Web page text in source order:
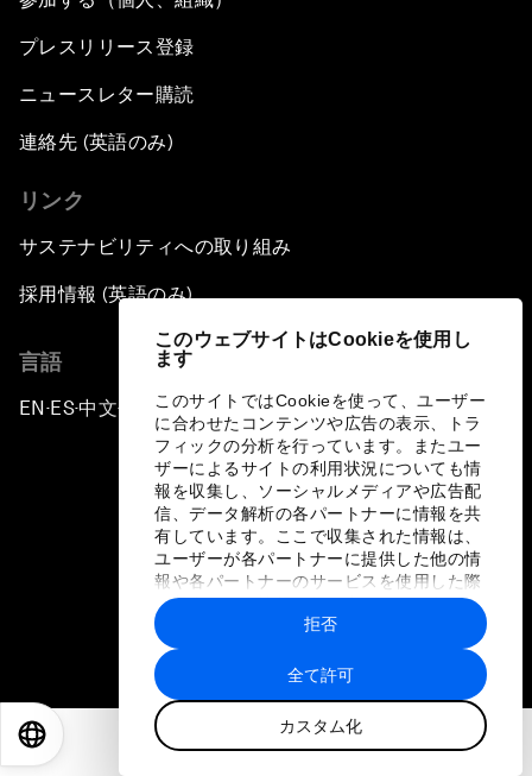
このウェブサイトはCookieを使用し
ます
このサイトではCookieを使って、ユーザー
に合わせたコンテンツや広告の表示、トラ
フィックの分析を行っています。またユー
ザーによるサイトの利用状況についても情
報を収集し、ソーシャルメディアや広告配
信、データ解析の各パートナーに情報を共
有しています。ここで収集された情報は、
ユーザーが各パートナーに提供した他の情
報や各パートナーのサービスを使用した際
に収集された情報と組み合わされ、各パー
トナーによって使用されることがありま
す。
全て許可
カスタム化
拒否
プレスリリース登録
ニュースレター購読
連絡先 (英語のみ)
リンク
サステナビリティへの取り組み
採用情報 (英語のみ)
言語
EN ▪ES▪中文▪ 日本語
プライバシーポリシーと利用規約
サイトマップ
©2026